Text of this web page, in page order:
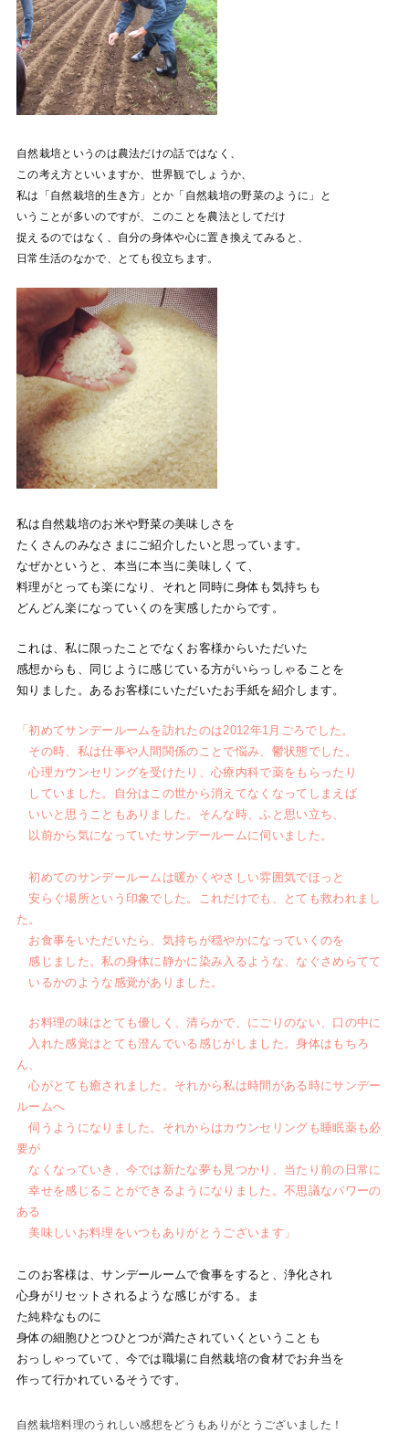
自然栽培というのは農法だけの話ではなく、
この考え方といいますか、世界観でしょうか、
私は「自然栽培的生き方」とか「自然栽培の野菜のように」と
いうことが多いのですが、このことを農法としてだけ
捉えるのではなく、自分の身体や心に置き換えてみると、
日常生活のなかで、とても役立ちます。
私は自然栽培のお米や野菜の美味しさを
たくさんのみなさまにご紹介したいと思っています。
なぜかというと、本当に本当に美味しくて、
料理がとっても楽になり、それと同時に身体も気持ちも
どんどん楽になっていくのを実感したからです。
これは、私に限ったことでなくお客様からいただいた
感想からも、同じように感じている方がいらっしゃることを
知りました。あるお客様にいただいたお手紙を紹介します。
「初めてサンデールームを訪れたのは2012年1月ごろでした。
その時、私は仕事や人間関係のことで悩み、鬱状態でした。
心理カウンセリングを受けたり、心療内科で薬をもらったり
していました。自分はこの世から消えてなくなってしまえば
いいと思うこともありました。そんな時、ふと思い立ち、
以前から気になっていたサンデールームに伺いました。
初めてのサンデールームは暖かくやさしい雰囲気でほっと
安らぐ場所という印象でした。これだけでも、とても救われまし
た。
お食事をいただいたら、気持ちが穏やかになっていくのを
感じました。私の身体に静かに染み入るような、なぐさめらてて
いるかのような感覚がありました。
お料理の味はとても優しく、清らかで、にごりのない、口の中に
入れた感覚はとても澄んでいる感じがしました。身体はもちろ
ん、
心がとても癒されました。それから私は時間がある時にサンデー
ルームへ
伺うようになりました。それからはカウンセリングも睡眠薬も必
要が
なくなっていき、今では新たな夢も見つかり、当たり前の日常に
幸せを感じることができるようになりました。不思議なパワーの
ある
美味しいお料理をいつもありがとうございます」
このお客様は、サンデールームで食事をすると、浄化され
心身がリセットされるような感じがする。ま
た純粋なものに
身体の細胞ひとつひとつが満たされていくということも
おっしゃっていて、今では職場に自然栽培の食材でお弁当を
作って行かれているそうです。
自然栽培料理のうれしい感想をどうもありがとうございました！